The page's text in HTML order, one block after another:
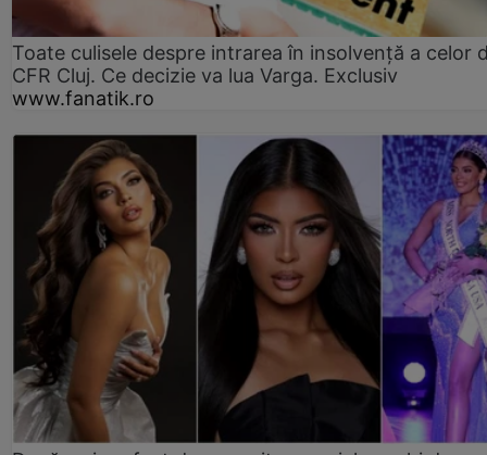
Toate culisele despre intrarea în insolvență a celor
CFR Cluj. Ce decizie va lua Varga. Exclusiv
www.fanatik.ro